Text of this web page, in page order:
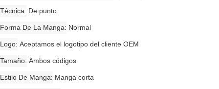
Técnica De punto
Forma De La Manga Normal
Logo Aceptamos el logotipo del cliente OEM
Tamaño Ambos códigos
Estilo De Manga Manga corta